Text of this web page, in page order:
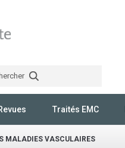
Traités EMC
MALADIES VASCULAIRES